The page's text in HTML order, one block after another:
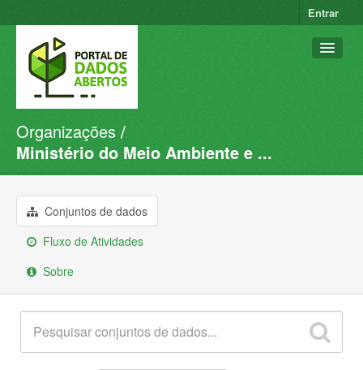
Entrar
Conjuntos de dados
Organizações
Sobre
Organizações
Ministério do Meio Ambiente e ...
Conjuntos de dados
Fluxo de Atividades
Sobre